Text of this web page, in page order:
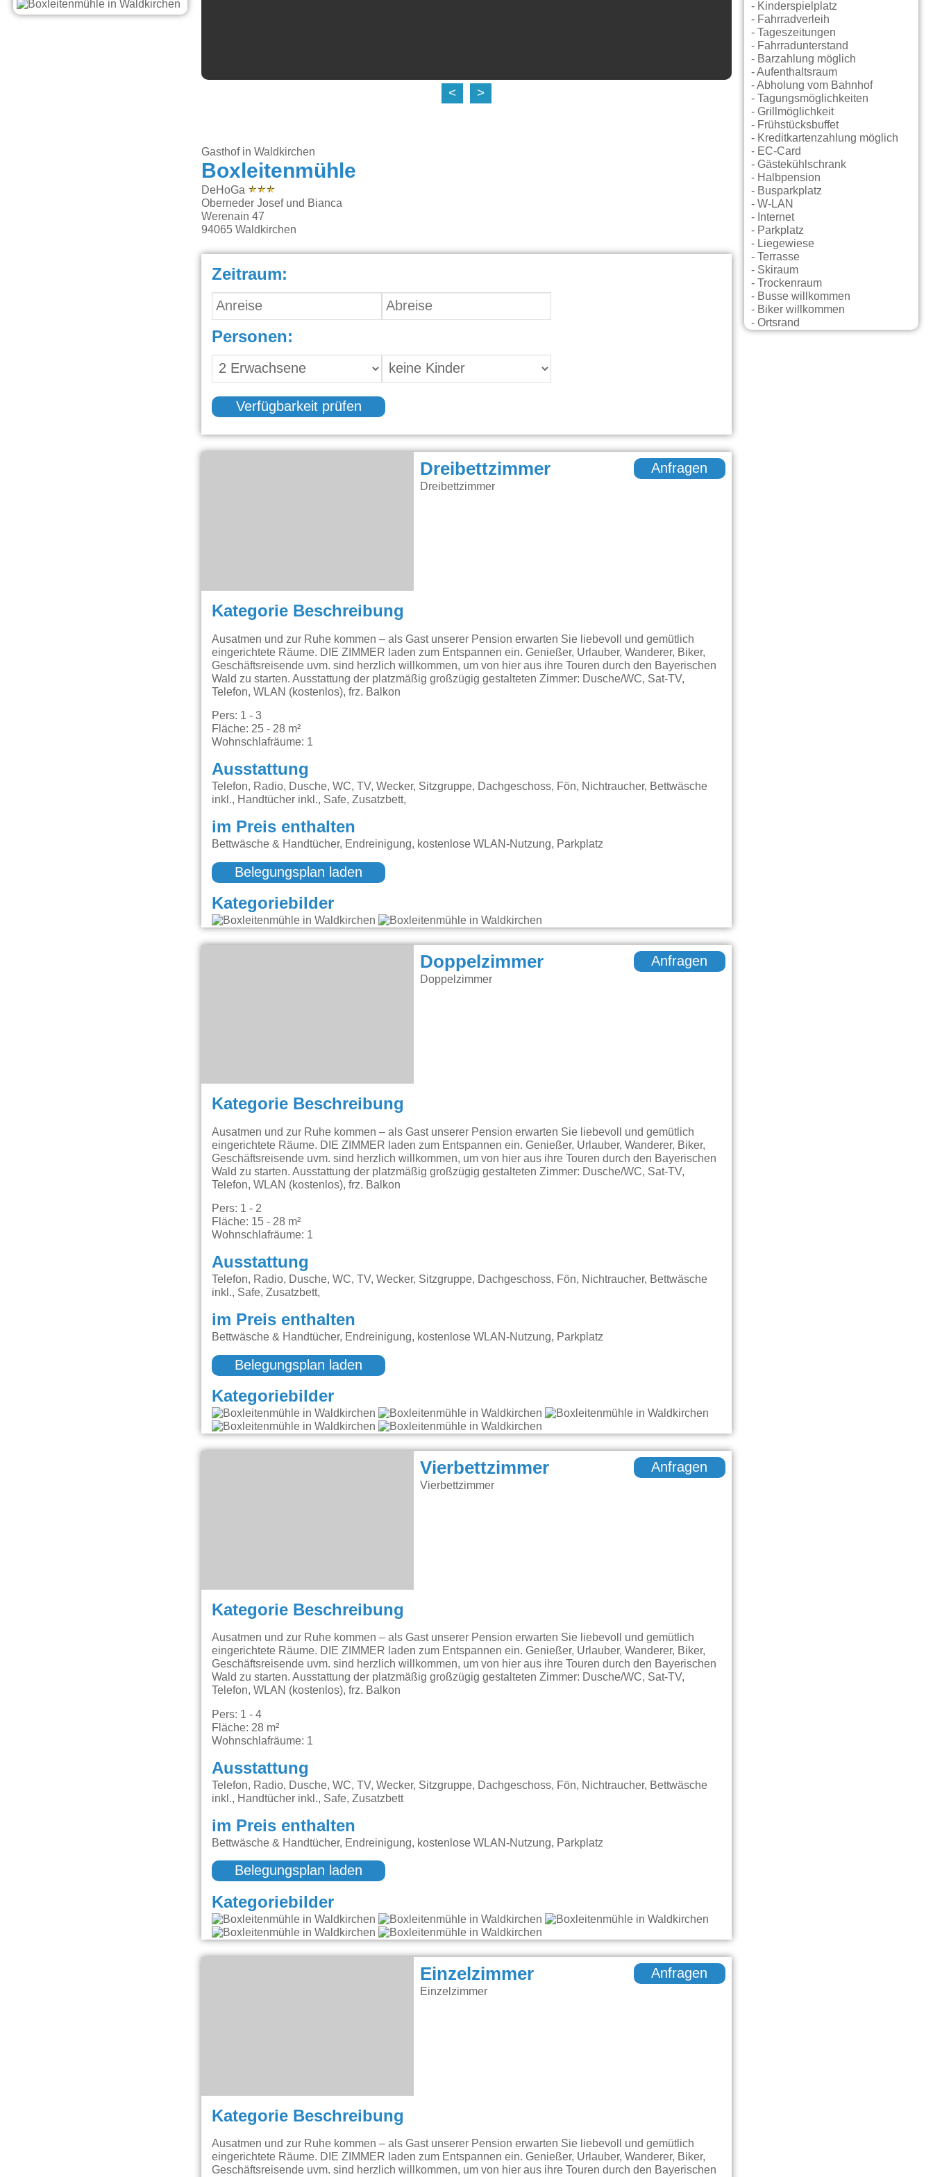
< >
Gasthof in Waldkirchen
Boxleitenmühle
DeHoGa
Oberneder Josef und Bianca
Werenain 47
94065 Waldkirchen
Zeitraum:
Personen:
Verfügbarkeit prüfen
Dreibettzimmer
Dreibettzimmer
Anfragen
Kategorie Beschreibung
Ausatmen und zur Ruhe kommen – als Gast unserer Pension erwarten Sie liebevoll und gemütlich
eingerichtete Räume. DIE ZIMMER laden zum Entspannen ein. Genießer, Urlauber, Wanderer, Biker,
Geschäftsreisende uvm. sind herzlich willkommen, um von hier aus ihre Touren durch den Bayerischen
Wald zu starten. Ausstattung der platzmäßig großzügig gestalteten Zimmer: Dusche/WC, Sat-TV,
Telefon, WLAN (kostenlos), frz. Balkon
Pers: 1 - 3
Fläche: 25 - 28 m²
Wohnschlafräume: 1
Ausstattung
Telefon, Radio, Dusche, WC, TV, Wecker, Sitzgruppe, Dachgeschoss, Fön, Nichtraucher, Bettwäsche
inkl., Handtücher inkl., Safe, Zusatzbett,
im Preis enthalten
Bettwäsche & Handtücher, Endreinigung, kostenlose WLAN-Nutzung, Parkplatz
Belegungsplan laden
Kategoriebilder
Doppelzimmer
Doppelzimmer
Anfragen
Kategorie Beschreibung
Ausatmen und zur Ruhe kommen – als Gast unserer Pension erwarten Sie liebevoll und gemütlich
eingerichtete Räume. DIE ZIMMER laden zum Entspannen ein. Genießer, Urlauber, Wanderer, Biker,
Geschäftsreisende uvm. sind herzlich willkommen, um von hier aus ihre Touren durch den Bayerischen
Wald zu starten. Ausstattung der platzmäßig großzügig gestalteten Zimmer: Dusche/WC, Sat-TV,
Telefon, WLAN (kostenlos), frz. Balkon
Pers: 1 - 2
Fläche: 15 - 28 m²
Wohnschlafräume: 1
Ausstattung
Telefon, Radio, Dusche, WC, TV, Wecker, Sitzgruppe, Dachgeschoss, Fön, Nichtraucher, Bettwäsche
inkl., Safe, Zusatzbett,
im Preis enthalten
Bettwäsche & Handtücher, Endreinigung, kostenlose WLAN-Nutzung, Parkplatz
Belegungsplan laden
Kategoriebilder
Vierbettzimmer
Vierbettzimmer
Anfragen
Kategorie Beschreibung
Ausatmen und zur Ruhe kommen – als Gast unserer Pension erwarten Sie liebevoll und gemütlich
eingerichtete Räume. DIE ZIMMER laden zum Entspannen ein. Genießer, Urlauber, Wanderer, Biker,
Geschäftsreisende uvm. sind herzlich willkommen, um von hier aus ihre Touren durch den Bayerischen
Wald zu starten. Ausstattung der platzmäßig großzügig gestalteten Zimmer: Dusche/WC, Sat-TV,
Telefon, WLAN (kostenlos), frz. Balkon
Pers: 1 - 4
Fläche: 28 m²
Wohnschlafräume: 1
Ausstattung
Telefon, Radio, Dusche, WC, TV, Wecker, Sitzgruppe, Dachgeschoss, Fön, Nichtraucher, Bettwäsche
inkl., Handtücher inkl., Safe, Zusatzbett
im Preis enthalten
Bettwäsche & Handtücher, Endreinigung, kostenlose WLAN-Nutzung, Parkplatz
Belegungsplan laden
Kategoriebilder
Einzelzimmer
Einzelzimmer
Anfragen
Kategorie Beschreibung
Ausatmen und zur Ruhe kommen – als Gast unserer Pension erwarten Sie liebevoll und gemütlich
eingerichtete Räume. DIE ZIMMER laden zum Entspannen ein. Genießer, Urlauber, Wanderer, Biker,
Geschäftsreisende uvm. sind herzlich willkommen, um von hier aus ihre Touren durch den Bayerischen
- Kinderspielplatz
- Fahrradverleih
- Tageszeitungen
- Fahrradunterstand
- Barzahlung möglich
- Aufenthaltsraum
- Abholung vom Bahnhof
- Tagungsmöglichkeiten
- Grillmöglichkeit
- Frühstücksbuffet
- Kreditkartenzahlung möglich
- EC-Card
- Gästekühlschrank
- Halbpension
- Busparkplatz
- W-LAN
- Internet
- Parkplatz
- Liegewiese
- Terrasse
- Skiraum
- Trockenraum
- Busse willkommen
- Biker willkommen
- Ortsrand